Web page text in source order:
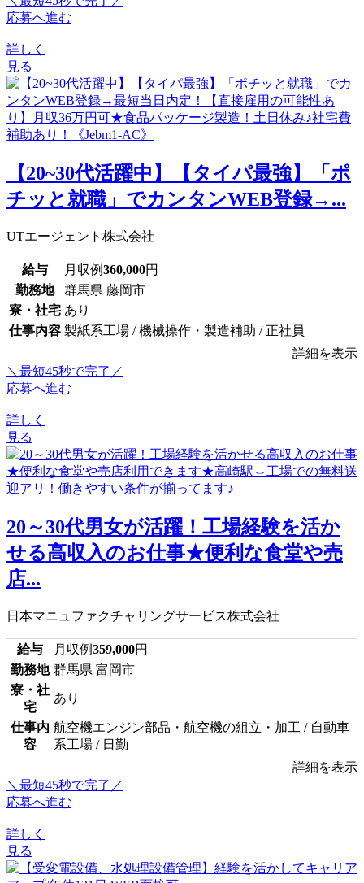
応募へ進む
詳しく
見る
【20~30代活躍中】【タイパ最強】「ポ
チッと就職」でカンタンWEB登録→...
UTエージェント株式会社
給与 月収例360,000円
勤務地
群馬県 藤岡市
寮・社宅 あり
仕事内容 製紙系工場 / 機械操作・製造補助 / 正社員
詳細を表示
＼最短45秒で完了／
応募へ進む
詳しく
見る
20～30代男女が活躍！工場経験を活か
せる高収入のお仕事★便利な食堂や売
店...
日本マニュファクチャリングサービス株式会社
給与 月収例359,000円
勤務地 群馬県 富岡市
寮・社
宅
あり
仕事内
容
航空機エンジン部品・航空機の組立・加工 / 自動車
系工場 / 日勤
詳細を表示
＼最短45秒で完了／
応募へ進む
詳しく
見る